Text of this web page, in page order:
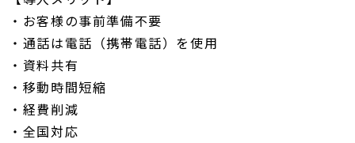
・お客様の事前準備不要
・通話は電話（携帯電話）を使用
・資料共有
・移動時間短縮
・経費削減
・全国対応